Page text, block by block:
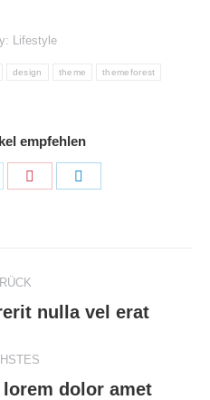
Lifestyle
design theme themeforest
empfehlen
Vorheriger
nulla vel erat
Nächsterdolor amet